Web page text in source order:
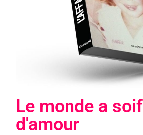
Le monde a soif
d'amour